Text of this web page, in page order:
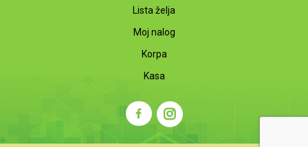
Lista želja
Moj nalog
Korpa
Kasa